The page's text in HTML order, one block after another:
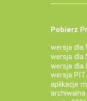
Pobierz
wersja dla
wersja dla
wersja dla
wersja
aplikacje